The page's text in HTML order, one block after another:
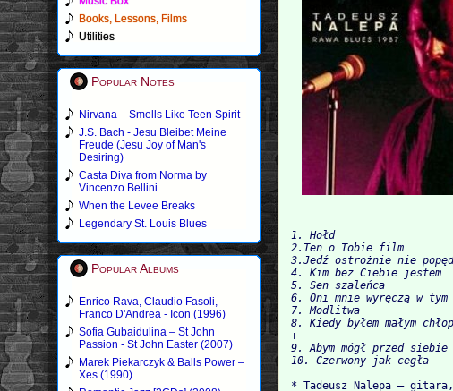
Books, Lessons, Films
Utilities
Popular Notes
Nirvana – Smells Like Teen Spirit
J.S. Bach - Jesu Bleibet Meine
Freude (Jesu Joy of Man's
Desiring)
Casta Diva from Norma by
Vincenzo Bellini
When the Levee Breaks
Legendary St. Louis Blues
Popular Albums
Enrico Rava, Claudio Fasoli,
Franco D'Andrea - Icon (1996)
Sofia Gubaidulina – St John
Passion - St John Easter (2007)
Marek Piekarczyk & Balls Power –
Xes (1990)
1. Hołd
2.Ten o Tobie film
3.Jedź ostrożnie nie
4. Kim bez Ciebie jestem
5. Sen szaleńca
6. Oni mnie wyręczą w tym
7. Modlitwa
8. Kiedy byłem małym
+
9. Abym mógł przed
* Tadeusz Nalepa –